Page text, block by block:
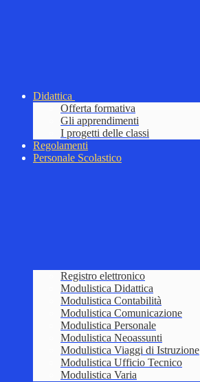
Didattica
Offerta formativa
Gli apprendimenti
I progetti delle classi
Regolamenti
Personale Scolastico
Registro elettronico
Modulistica Didattica
Modulistica Contabilità
Modulistica Comunicazione
Modulistica Personale
Modulistica Neoassunti
Modulistica Viaggi di Istruzione
Modulistica Ufficio Tecnico
Modulistica Varia